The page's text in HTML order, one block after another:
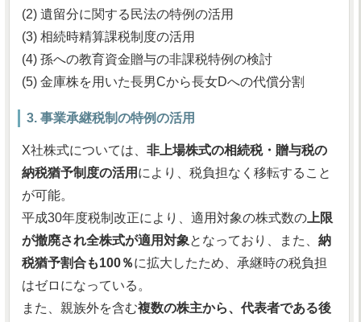
(2) 遺留分に関する民法の特例の活用
(3) 相続時精算課税制度の活用
(4) 孫への教育資金贈与の非課税特例の検討
(5) 金庫株を用いた長男Cから長女Dへの代償分割
3. 事業承継税制の特例の活用
X社株式については、 非上場株式の相続税・贈与税の
納税猶予制度の活用 により、税負担なく移転すること
が可能。
平成30年度税制改正により、適用対象の株式数の上限
が撤廃され全株式が適用対象となっており、また、 納
税猶予割合も100％に拡大したため、承継時の税負担
はゼロになっている。
また、親族外を含む複数の株主から、代表者である後